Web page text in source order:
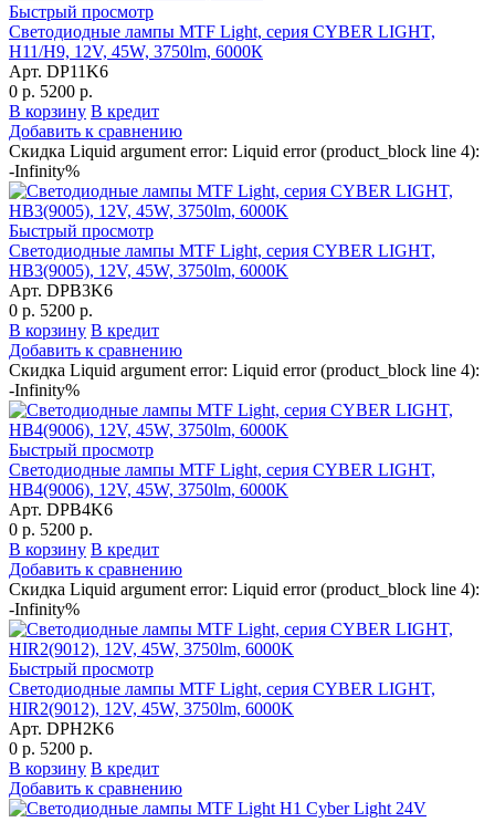
Быстрый просмотр
Светодиодные лампы MTF Light, серия CYBER LIGHT,
H11/H9, 12V, 45W, 3750lm, 6000К
Арт. DP11K6
0 р. 5200 р.
В корзину В кредит
Добавить к сравнению
Скидка Liquid argument error: Liquid error (product_block line 4):
-Infinity%
Быстрый просмотр
Светодиодные лампы MTF Light, серия CYBER LIGHT,
HB3(9005), 12V, 45W, 3750lm, 6000K
Арт. DPB3K6
0 р. 5200 р.
В корзину В кредит
Добавить к сравнению
Скидка Liquid argument error: Liquid error (product_block line 4):
-Infinity%
Быстрый просмотр
Светодиодные лампы MTF Light, серия CYBER LIGHT,
HB4(9006), 12V, 45W, 3750lm, 6000K
Арт. DPB4K6
0 р. 5200 р.
В корзину В кредит
Добавить к сравнению
Скидка Liquid argument error: Liquid error (product_block line 4):
-Infinity%
Быстрый просмотр
Светодиодные лампы MTF Light, серия CYBER LIGHT,
HIR2(9012), 12V, 45W, 3750lm, 6000K
Арт. DPH2K6
0 р. 5200 р.
В корзину В кредит
Добавить к сравнению